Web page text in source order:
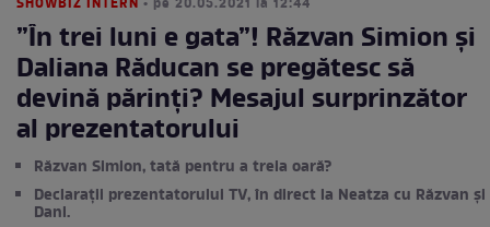
SHOWBIZ INTERN • pe 20.05.2021 la 12:44
”În trei luni e gata”! Răzvan Simion și
Daliana Răducan se pregătesc să
devină părinți? Mesajul surprinzător
al prezentatorului
Răzvan Simion, tată pentru a treia oară?
Declarații prezentatorului TV, în direct la Neatza cu Răzvan și
Dani.